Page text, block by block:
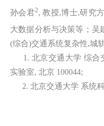
孙会君2, 教授,博士,研究
大数据分析与决策等；吴
(综合)交通系统复杂性,城
1. 北京交通大学 综合
实验室, 北京 100044;
2. 北京交通大学 系统科